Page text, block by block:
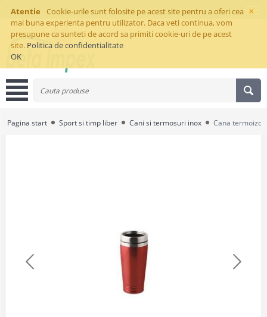
×
Atentie
Cookie-urile sunt folosite pe acest site pentru a oferi cea
mai buna experienta pentru utilizator. Daca veti continua, vom
presupune ca sunteti de acord sa primiti cookie-uri de pe acest
site. Politica de confidentialitate
OK
Pagina start Sport si timp liber Cani si termosuri inox Cana